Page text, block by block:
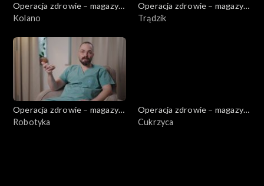
Operacja zdrowie – magazyn
medyczny
Kolano
Operacja zdrowie – magazyn
medyczny
Trądzik
Operacja zdrowie – magazyn
medyczny
Robotyka
Operacja zdrowie – magazyn
medyczny
Cukrzyca